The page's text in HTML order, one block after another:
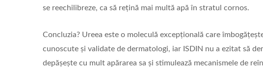
se reechilibreze, ca să rețină mai multă apă în stratul cornos.
Concluzia? Ureea este o moleculă excepțională care
cunoscute și validate de dermatologi, iar ISDIN nu a ezitat să
depășește cu mult apărarea sa și stimulează mecanismele de